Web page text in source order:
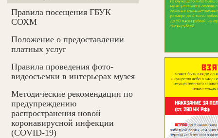
Правила посещения ГБУК
СОХМ
Положение о предоставлении
платных услуг
Правила проведения фото-
видеосъемки в интерьерах музея
Методические рекомендации по
предупреждению
распространения новой
коронавирусной инфекции
(COVID-19)